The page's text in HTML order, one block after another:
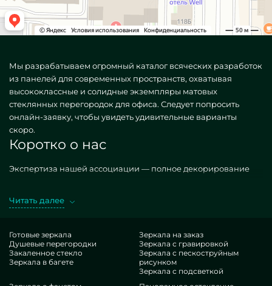
Мы разрабатываем огромный каталог всяческих разработок
из панелей для современных пространств, охватывая
высококлассные и солидные экземпляры матовых
стеклянных перегородок для офиса. Следует попросить
онлайн-заявку, чтобы увидеть удивительные варианты
скоро.
Коротко о нас
Экспертиза нашей ассоциации — полное декорирование
поручению. Яркий эталон — Офисные перегородки из
MILONYA, вы наверняка знаете, что это чудесный подбор, с
рациональной расценкой, не сдающий доступным
категориям. Если вы намереваетесь украсить свои локации,
прибавить им изящества, своеобразия, всенепременно
выберите наши конструкции, от матовых стеклянных
Читать далее
Готовые зеркала
Душевые перегородки
Закаленное стекло
Зеркала в багете
Зеркала на заказ
Зеркала с гравировкой
Зеркала с пескоструйным
рисунком
Зеркала с подсветкой